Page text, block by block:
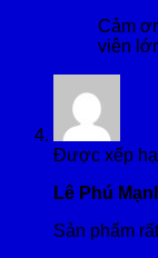
Cảm
viên
Được xếp
Lê Phú
Sản phẩm